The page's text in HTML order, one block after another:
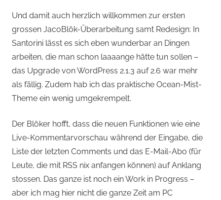
Und damit auch herzlich willkommen zur ersten
grossen JacoBlök-Überarbeitung samt Redesign: In
Santorini lässt es sich eben wunderbar an Dingen
arbeiten, die man schon laaaange hätte tun sollen –
das Upgrade von WordPress 2.1.3 auf 2.6 war mehr
als fällig. Zudem hab ich das praktische Ocean-Mist-
Theme ein wenig umgekrempelt.
Der Blöker hofft, dass die neuen Funktionen wie eine
Live-Kommentarvorschau während der Eingabe, die
Liste der letzten Comments und das E-Mail-Abo (für
Leute, die mit RSS nix anfangen können) auf Anklang
stossen. Das ganze ist noch ein Work in Progress –
aber ich mag hier nicht die ganze Zeit am PC